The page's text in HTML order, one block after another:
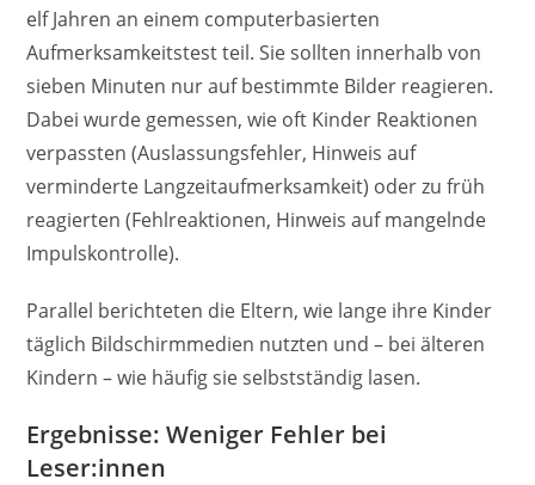
elf Jahren an einem computerbasierten
Aufmerksamkeitstest teil. Sie sollten innerhalb von
sieben Minuten nur auf bestimmte Bilder reagieren.
Dabei wurde gemessen, wie oft Kinder Reaktionen
verpassten (Auslassungsfehler, Hinweis auf
verminderte Langzeitaufmerksamkeit) oder zu früh
reagierten (Fehlreaktionen, Hinweis auf mangelnde
Impulskontrolle).
Parallel berichteten die Eltern, wie lange ihre Kinder
täglich Bildschirmmedien nutzten und – bei älteren
Kindern – wie häufig sie selbstständig lasen.
Ergebnisse: Weniger Fehler bei
Leser:innen